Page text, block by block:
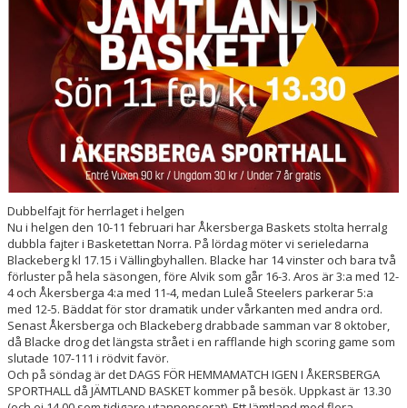
Dubbelfajt för herrlaget i helgen
Nu i helgen den 10-11 februari har Åkersberga Baskets stolta herralg
dubbla fajter i Basketettan Norra. På lördag möter vi serieledarna
Blackeberg kl 17.15 i Vällingbyhallen. Blacke har 14 vinster och bara två
förluster på hela säsongen, före Alvik som går 16-3. Aros är 3:a med 12-
4 och Åkersberga 4:a med 11-4, medan Luleå Steelers parkerar 5:a
med 12-5. Bäddat för stor dramatik under vårkanten med andra ord.
Senast Åkersberga och Blackeberg drabbade samman var 8 oktober,
då Blacke drog det längsta strået i en rafflande high scoring game som
slutade 107-111 i rödvit favör.
Och på söndag är det DAGS FÖR HEMMAMATCH IGEN I ÅKERSBERGA
SPORTHALL då JÄMTLAND BASKET kommer på besök. Uppkast är 13.30